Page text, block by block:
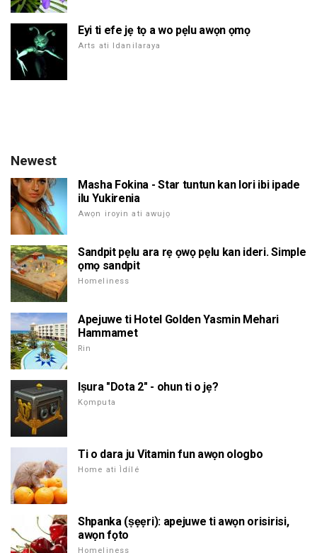
Eyi ti efe jẹ tọ a wo pẹlu awọn ọmọ
Arts ati Idanilaraya
Newest
Masha Fokina - Star tuntun kan lori ibi ipade
ilu Yukirenia
Awọn iroyin ati awujọ
Sandpit pẹlu ara rẹ ọwọ pẹlu kan ideri. Simple
ọmọ sandpit
Homeliness
Apejuwe ti Hotel Golden Yasmin Mehari
Hammamet
Rin
Iṣura "Dota 2" - ohun ti o jẹ?
Kọmputa
Ti o dara ju Vitamin fun awọn ologbo
Home ati Ìdílé
Shpanka (ṣẹẹri): apejuwe ti awọn orisirisi,
awọn fọto
Homeliness